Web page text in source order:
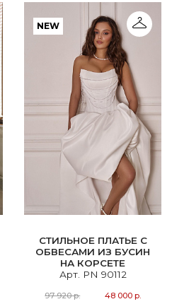
NEW
СТИЛЬНОЕ ПЛАТЬЕ С
ОБВЕСАМИ ИЗ БУСИН
НА КОРСЕТЕ
Арт. PN 90112
97 920 р. 48 000 р.